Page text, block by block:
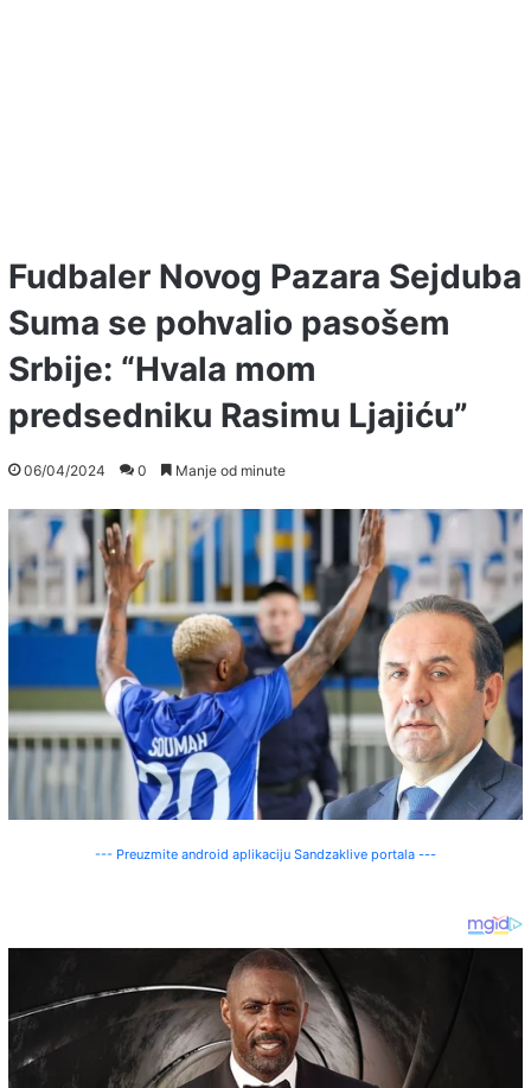
Fudbaler Novog Pazara Sejduba
Suma se pohvalio pasošem
Srbije: “Hvala mom
predsedniku Rasimu Ljajiću”
06/04/2024 0 Manje od minute
--- Preuzmite android aplikaciju Sandzaklive portala ---